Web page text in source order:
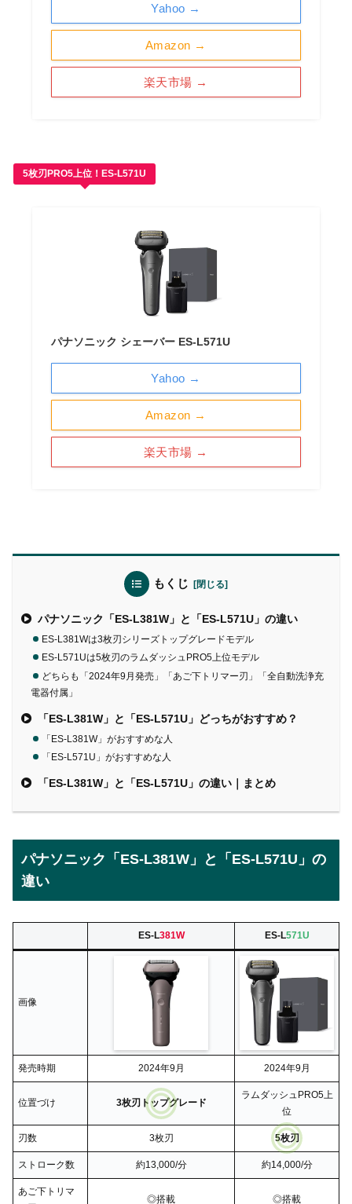
Amazon →
楽天市場 →
Yahoo →
5枚刃PRO5上位！ES-L571U
パナソニック シェーバー ES-L571U
Amazon →
楽天市場 →
Yahoo →
もくじ
パナソニック「ES-L381W」と「ES-L571U」の違い
ES-L381Wは3枚刃シリーズトップグレードモデル
ES-L571Uは5枚刃のラムダッシュPRO5上位モデル
どちらも「2024年9月発売」「あご下トリマー刃」「全自動洗浄充
電器付属」
「ES-L381W」と「ES-L571U」どっちがおすすめ？
「ES-L381W」がおすすめな人
「ES-L571U」がおすすめな人
「ES-L381W」と「ES-L571U」の違い｜まとめ
パナソニック「ES-L381W」と「ES-L571U」の
違い
ES-L381W ES-L571U
画像
発売時期 2024年9月 2024年9月
位置づけ 3枚刃トップグレード
ラムダッシュPRO5上
位
刃数 3枚刃 5枚刃
ストローク数 約13,000/分 約14,000/分
あご下トリマ
◎搭載 ◎搭載